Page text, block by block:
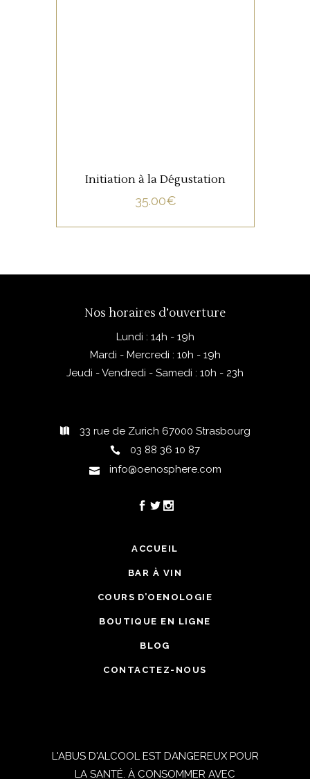
Initiation à la Dégustation
35.00€
Nos horaires d’ouverture
Lundi : 14h - 19h
Mardi - Mercredi : 10h - 19h
Jeudi - Vendredi - Samedi : 10h - 23h
33 rue de Zurich 67000 Strasbourg
03 88 36 10 87
info@oenosphere.com
ACCUEIL
BAR À VIN
COURS D’OENOLOGIE
BOUTIQUE EN LIGNE
BLOG
CONTACTEZ-NOUS
L'ABUS D'ALCOOL EST DANGEREUX POUR
LA SANTÉ. À CONSOMMER AVEC